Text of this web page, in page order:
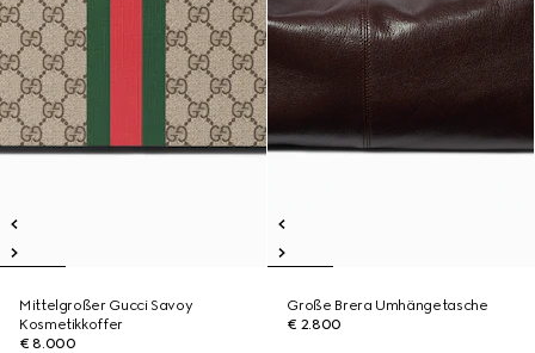
Mittelgroßer Gucci Savoy
Kosmetikkoffer
€ 8.000
Große Brera Umhängetasche
€ 2.800